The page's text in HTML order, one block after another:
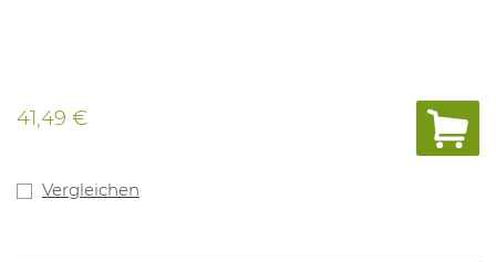
41,49 €
Vergleichen